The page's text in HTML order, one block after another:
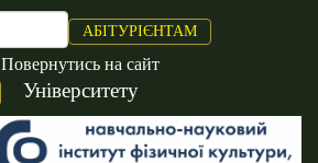
АБІТУРІЄНТАМ
Повернутись на сайт
Університету